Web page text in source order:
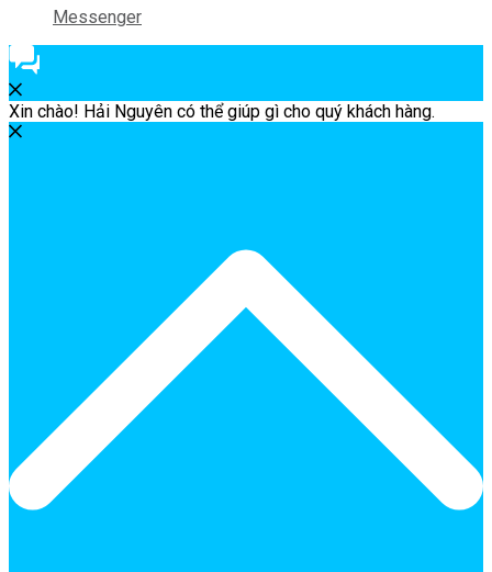
Messenger
Xin chào! Hải Nguyên có thể giúp gì cho quý khách hàng.